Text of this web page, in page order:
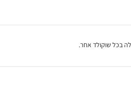
בכל שוקולד אחר.